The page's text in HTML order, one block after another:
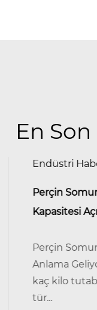
En Son
Endüstri
Perçin
Kapasitesi
Perçin
Anlama
kaç kilo
tür...